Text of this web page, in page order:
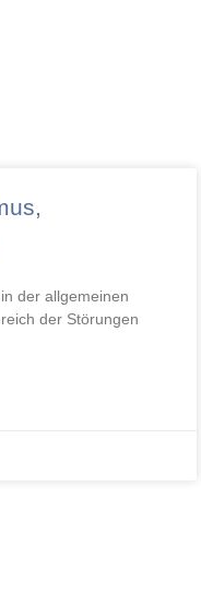
der allgemeinen
der Störungen